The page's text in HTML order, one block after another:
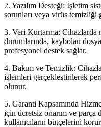
2. Yazılım Desteği: İşletim
sorunları veya virüs temizliği
3. Veri Kurtarma: Cihazlarda
durumlarında, kaybolan
profesyonel destek sağlar.
4. Bakım ve Temizlik:
işlemleri gerçekleştirilerek
olunur.
5. Garanti Kapsamında
için ücretsiz onarım ve
kullanıcıların bütçelerini